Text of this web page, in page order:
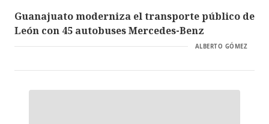
Guanajuato moderniza el transporte público de
León con 45 autobuses Mercedes-Benz
ALBERTO GÓMEZ